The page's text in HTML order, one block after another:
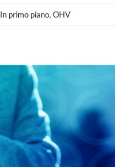
In primo piano,OHV